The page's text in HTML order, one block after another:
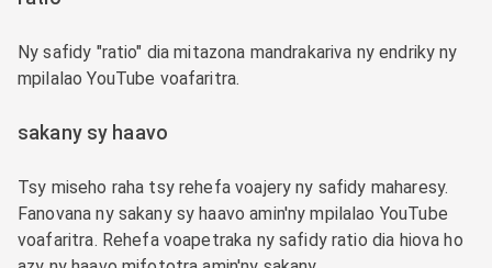
Ny safidy "ratio" dia mitazona mandrakariva ny endriky ny
mpilalao YouTube voafaritra.
sakany sy haavo
Tsy miseho raha tsy rehefa voajery ny safidy maharesy.
Fanovana ny sakany sy haavo amin'ny mpilalao YouTube
voafaritra. Rehefa voapetraka ny safidy ratio dia hiova ho